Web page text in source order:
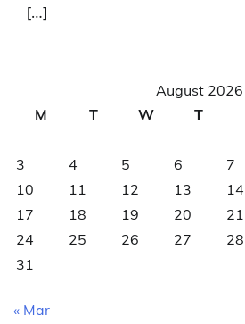
[…]
August 2026
M
T W T
3
4 5 6 7
10
11 12 13 14
17
18 19 20 21
24
25 26 27 28
31
« Mar